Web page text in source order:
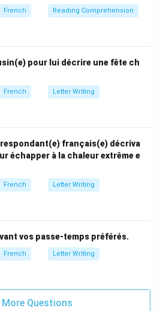
French Reading Comprehension
pour lui décrire une fête ch
French Letter Writing
français(e) décriva
échapper à la chaleur extrême e
French Letter Writing
vos passe-temps préférés.
French Letter Writing
More Questions